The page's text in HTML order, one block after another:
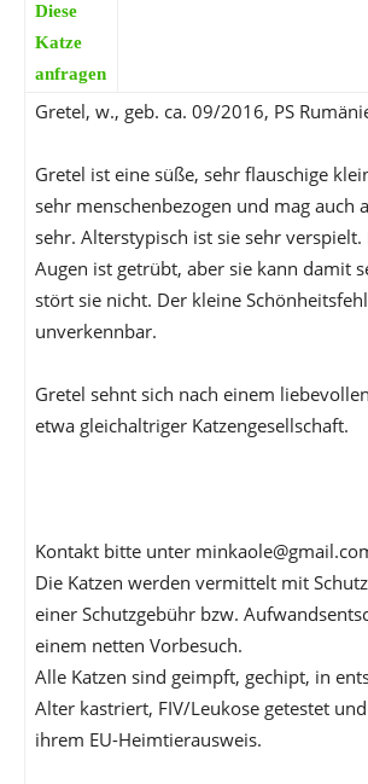
Diese
Katze
anfragen
Gretel, w., geb. ca. 09/2016, PS
Gretel ist eine süße, sehr flauschige
sehr menschenbezogen und mag auch
sehr. Alterstypisch ist sie sehr verspielt.
Augen ist getrübt, aber sie kann damit
stört sie nicht. Der kleine
unverkennbar.
Gretel sehnt sich nach einem
etwa gleichaltriger Katzengesellschaft.
Kontakt bitte unter
Die Katzen werden vermittelt mit
einer Schutzgebühr bzw.
einem netten Vorbesuch.
Alle Katzen sind geimpft, gechipt, in
Alter kastriert, FIV/Leukose getestet
ihrem EU-Heimtierausweis.